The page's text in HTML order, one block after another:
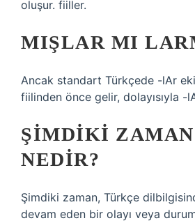
oluşur. fiiller.
MIŞLAR MI
Ancak standart Türkçede -lAr
fiilinden önce gelir, dolayısıyla -
ŞIMDIKI
NEDIR?
Şimdiki zaman, Türkçe
devam eden bir olayı veya